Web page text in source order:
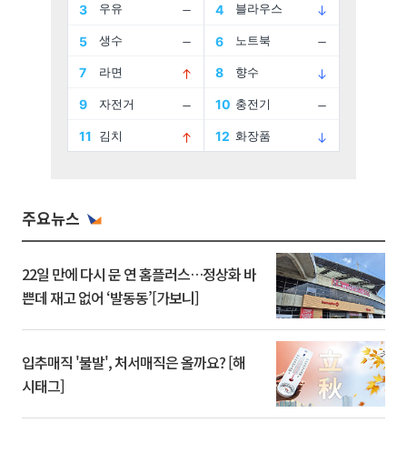
주요뉴스
22일 만에 다시 문 연 홈플러스…정상화 바
쁜데 재고 없어 ‘발동동’[가보니]
입추매직 '불발', 처서매직은 올까요? [해
시태그]